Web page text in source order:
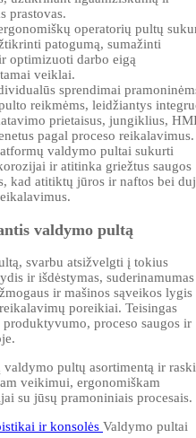
prastovas.
operatorių pultų
patogumą, sumažinti
optimizuoti darbo eigą
veiklai.
sprendimai
reikmėms, leidžiantys
prietaisus, jungiklius,
pagal proceso reikalavimus.
valdymo pultai sukurti
ir atitinka griežtus saugos
kad atitiktų jūros ir naftos bei
valdymo pultą
svarbu atsižvelgti į tokius
ir išdėstymas, suderinamumas
ir mašinos sąveikos lygis
poreikiai. Teisingas
proceso saugos ir
pultų asortimentą ir
veikimui, ergonomiškam
su jūsų pramoniniais procesais.
ir konsolės Valdymo pultai